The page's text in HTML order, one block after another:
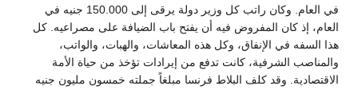
في العام. وكان راتب كل وزير دولة يرقى إلى 150.000 جنيه في
العام، إذ كان المفروض فيه أن يفتح باب الضيافة على مصراعيه. كل
هذا السفه في الإنفاق، وكل هذه المعاشات، والهبات، والواتب،
والمناصب الشرفية، كانت تدفع من إيرادات تؤخذ من حياة الأمة
الاقتصادية. وقد كلف البلاط فرنسا مبلغاً جملته خمسون مليون جنيه